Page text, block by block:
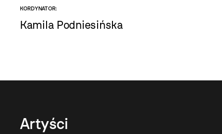
KORDYNATOR:
Kamila Podniesińska
Artyści